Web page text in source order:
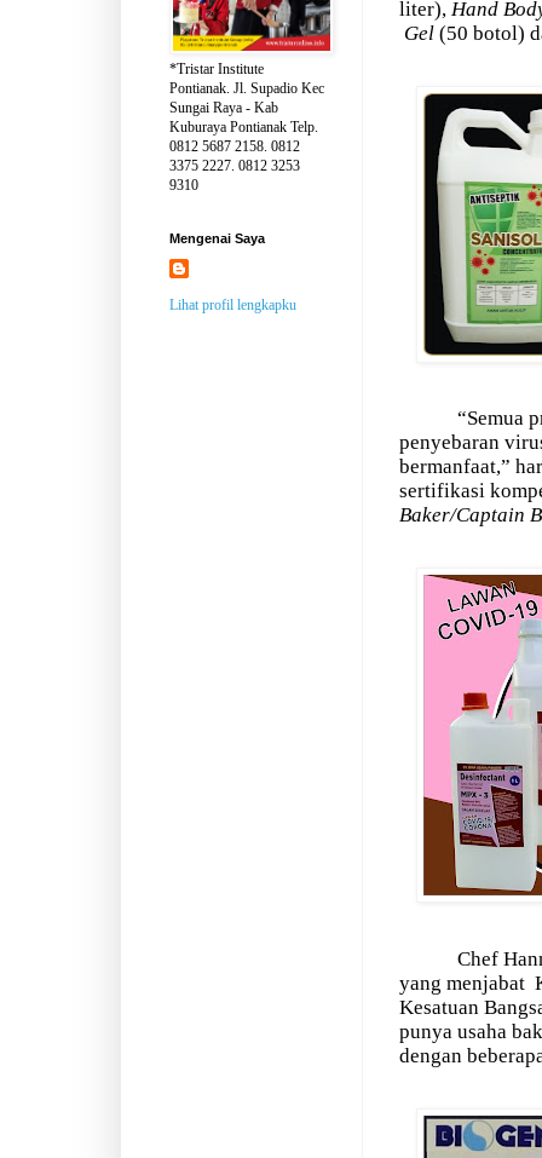
liter), Hand
Gel (50 botol)
“Semua
penyebaran
bermanfaat,”
sertifikasi
Baker/Captain
Chef
yang menjabat
Kesatuan
punya usaha
dengan
*Tristar Institute
Pontianak. Jl. Supadio Kec
Sungai Raya - Kab
Kuburaya Pontianak Telp.
0812 5687 2158. 0812
3375 2227. 0812 3253
9310
Mengenai Saya
Lihat profil lengkapku